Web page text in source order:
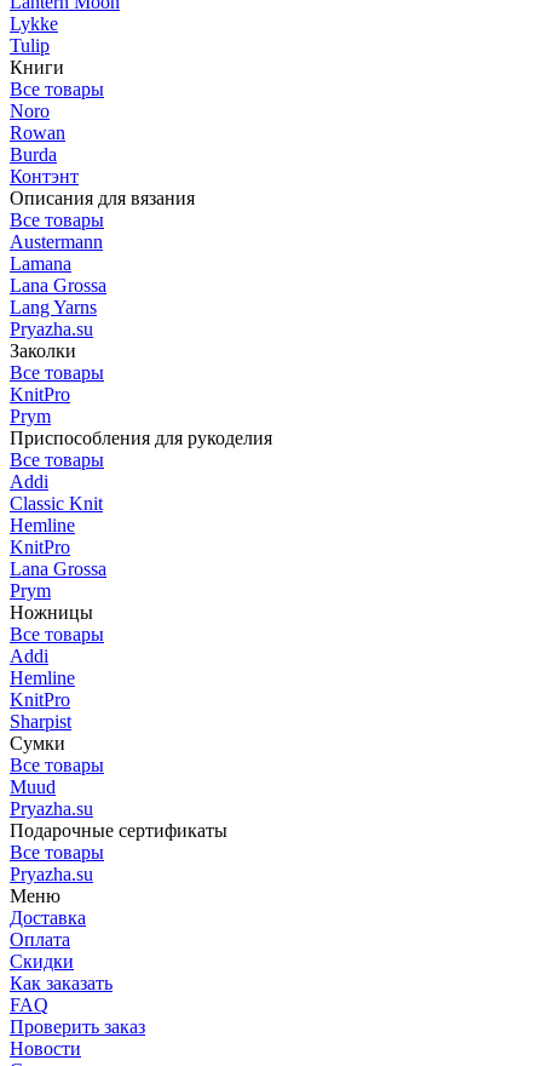
Lykke
Tulip
Книги
Все товары
Noro
Rowan
Burda
Контэнт
Описания для вязания
Все товары
Austermann
Lamana
Lana Grossa
Lang Yarns
Pryazha.su
Заколки
Все товары
KnitPro
Prym
Приспособления для рукоделия
Все товары
Addi
Classic Knit
Hemline
KnitPro
Lana Grossa
Prym
Ножницы
Все товары
Addi
Hemline
KnitPro
Sharpist
Сумки
Все товары
Muud
Pryazha.su
Подарочные сертификаты
Все товары
Pryazha.su
Меню
Доставка
Оплата
Скидки
Как заказать
FAQ
Проверить заказ
Новости